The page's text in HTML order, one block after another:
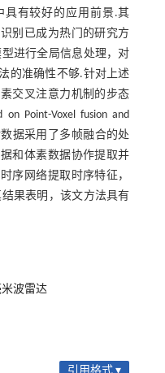
具有较好的应用前景.其
别已成为热门的研究方
进行全局信息处理，对
的准确性不够.针对上述
交叉注意力机制的步态
Point-Voxel fusion and
数据采用了多帧融合的处
和体素数据协作提取并
序网络提取时序特征，
果表明，该文方法具有
米波雷达